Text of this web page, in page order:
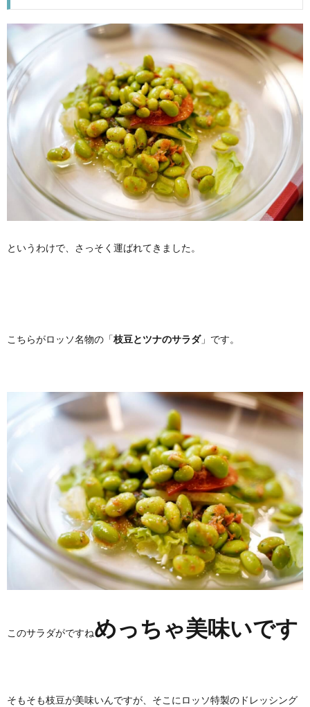
というわけで、さっそく運ばれてきました。
こちらがロッソ名物の「枝豆とツナのサラダ」です。
このサラダがですねめっちゃ美味いです
そもそも枝豆が美味いんですが、そこにロッソ特製のドレッシング